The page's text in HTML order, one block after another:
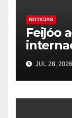
NOTICIAS
Feijóo
JUL 28, 2026